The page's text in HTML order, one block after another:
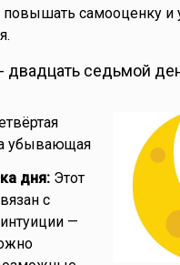
повышать самооценку и
двадцать седьмой
убывающая
дня:Этот
с
—